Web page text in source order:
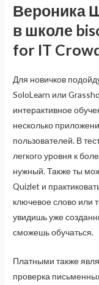
Вероника
в школе
for IT
Для новичков
SoloLearn или
интерактивное
несколько
пользователей. В
легкого уровня к
нужный. Также ты
Quizlet и
ключевое слово или
увидишь уже
сможешь обучаться.
Платными также
проверка